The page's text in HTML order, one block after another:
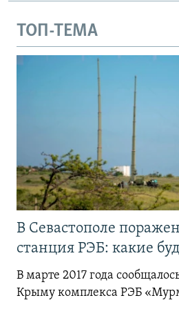
ТОП-ТЕМА
В Севастополе
станция РЭБ: какие
В марте 2017 года
Крыму комплекса РЭБ